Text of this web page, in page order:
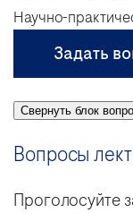
Научно-
Задать
Свернуть блок
Вопросы
Проголосуйте